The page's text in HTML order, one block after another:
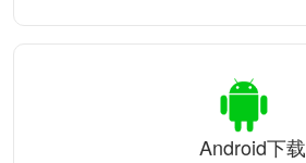
Android下载